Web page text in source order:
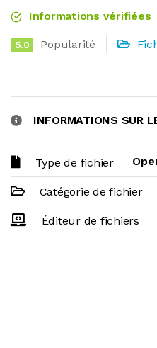
Informations vérifiées
5.0 Popularité
INFORMATIONS SUR
Type de fichier
Catégorie de fichier
Éditeur de fichiers